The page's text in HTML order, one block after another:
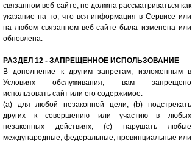
связанном веб-сайте, не должна рассматриваться как
указание на то, что вся информация в Сервисе или
на любом связанном веб-сайте была изменена или
обновлена.
РАЗДЕЛ 12 - ЗАПРЕЩЕННОЕ ИСПОЛЬЗОВАНИЕ
В дополнение к другим запретам, изложенным в
Условиях обслуживания, вам запрещено
использовать сайт или его содержимое:
(а) для любой незаконной цели; (b) подстрекать
других к совершению или участию в любых
незаконных действиях; (c) нарушать любые
международные, федеральные, провинциальные или